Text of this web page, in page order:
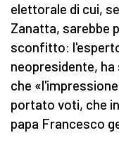
elettorale di cui,
Zanatta, sarebbe
sconfitto:
neopresidente,
che
portato voti, che
papa Francesco